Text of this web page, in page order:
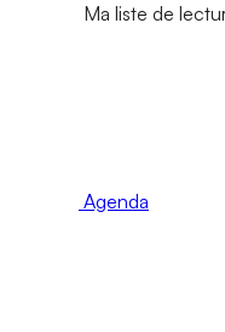
Ma liste de
Agenda